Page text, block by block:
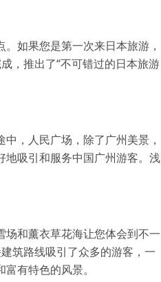
如果您是第一次来日本旅游，
，推出了“不可错过的日本旅游
，人民广场，除了广州美景，
地吸引和服务中国广州游客。浅
和薰衣草花海让您体会到不一
筑路线吸引了众多的游客，一
有特色的风景。